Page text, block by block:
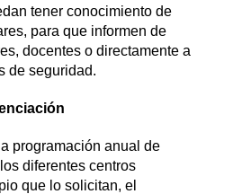
tener conocimiento de
para que informen de
docentes o directamente a
de seguridad.
programación anual de
diferentes centros
que lo solicitan, el